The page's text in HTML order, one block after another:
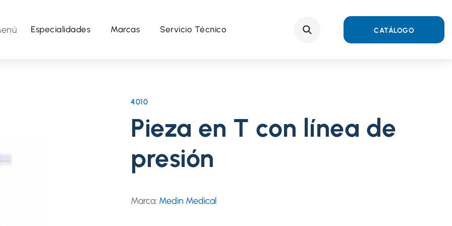
Especialidades Marcas Servicio Técnico CATÁLOGO
4010
Pieza en T con línea de
presión
Marca: Medin Medical